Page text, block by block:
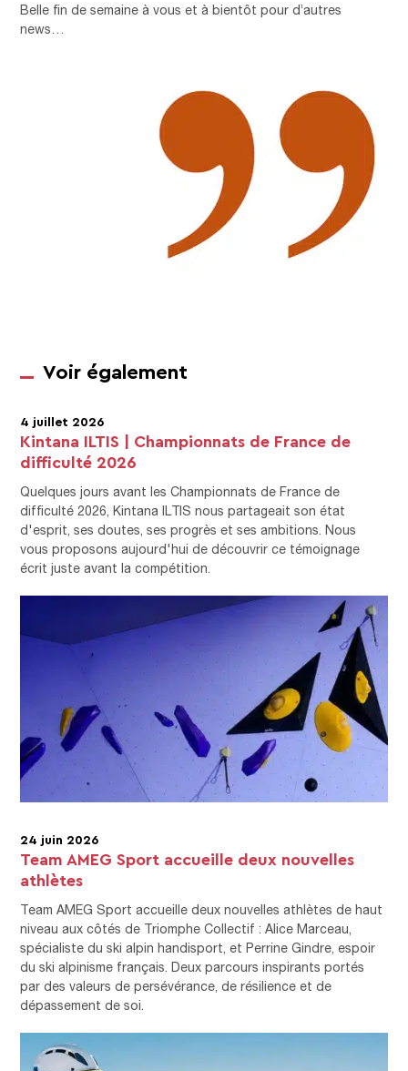
Belle fin de semaine à vous et à bientôt pour d’autres
news…
Voir également
4 juillet 2026
Kintana ILTIS | Championnats de France de
difficulté 2026
Quelques jours avant les Championnats de France de
difficulté 2026, Kintana ILTIS nous partageait son état
d'esprit, ses doutes, ses progrès et ses ambitions. Nous
vous proposons aujourd'hui de découvrir ce témoignage
écrit juste avant la compétition.
24 juin 2026
Team AMEG Sport accueille deux nouvelles
athlètes
Team AMEG Sport accueille deux nouvelles athlètes de haut
niveau aux côtés de Triomphe Collectif : Alice Marceau,
spécialiste du ski alpin handisport, et Perrine Gindre, espoir
du ski alpinisme français. Deux parcours inspirants portés
par des valeurs de persévérance, de résilience et de
dépassement de soi.